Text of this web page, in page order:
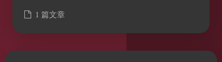
1 篇文章